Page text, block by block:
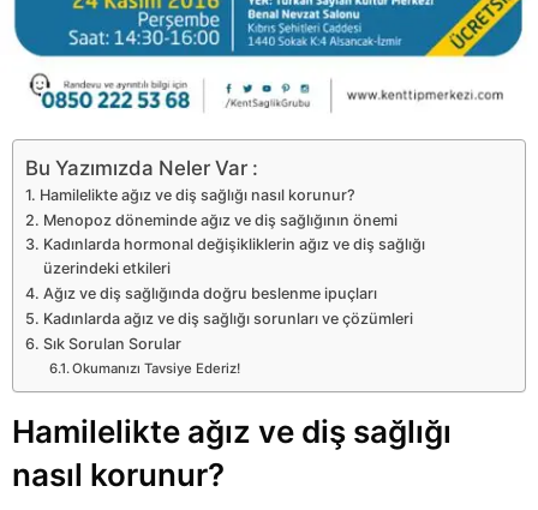
Bu Yazımızda Neler Var :
Hamilelikte ağız ve diş sağlığı nasıl korunur?
Menopoz döneminde ağız ve diş sağlığının önemi
Kadınlarda hormonal değişikliklerin ağız ve diş sağlığı
üzerindeki etkileri
Ağız ve diş sağlığında doğru beslenme ipuçları
Kadınlarda ağız ve diş sağlığı sorunları ve çözümleri
Sık Sorulan Sorular
Okumanızı Tavsiye Ederiz!
Hamilelikte ağız ve diş sağlığı
nasıl korunur?